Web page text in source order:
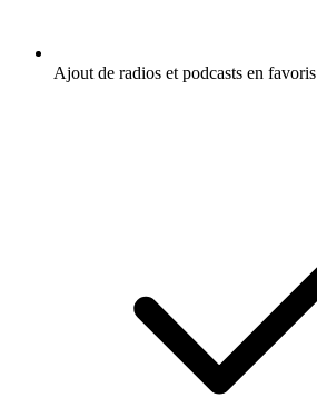
Ajout de radios et podcasts en favoris